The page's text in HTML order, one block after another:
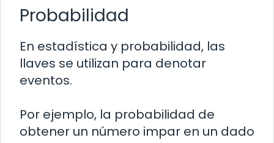
Probabilidad
En estadística y probabilidad, las
llaves se utilizan para denotar
eventos.
Por ejemplo, la probabilidad de
obtener un número impar en un dado